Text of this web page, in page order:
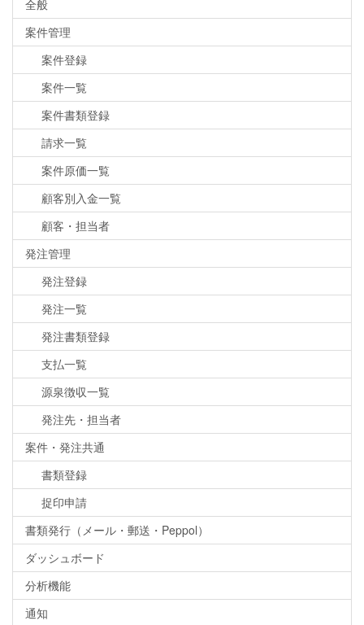
全般
案件管理
案件登録
案件一覧
案件書類登録
請求一覧
案件原価一覧
顧客別入金一覧
顧客・担当者
発注管理
発注登録
発注一覧
発注書類登録
支払一覧
源泉徴収一覧
発注先・担当者
案件・発注共通
書類登録
捉印申請
書類発行（メール・郵送・Peppol）
ダッシュボード
分析機能
通知